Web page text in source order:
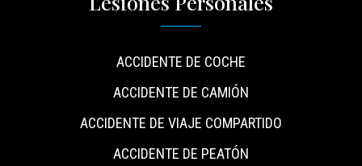
ACCIDENTE DE COCHE
ACCIDENTE DE CAMIÓN
ACCIDENTE DE VIAJE COMPARTIDO
ACCIDENTE DE PEATÓN